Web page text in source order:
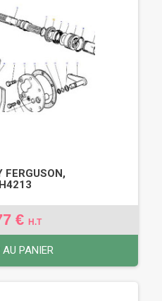
FERGUSON,
€ H.T
PANIER